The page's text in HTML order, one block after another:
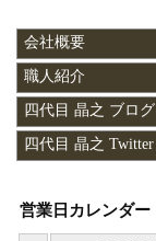
会社概要
職人紹介
四代目 晶之 ブログ
四代目 晶之 Twitter
営業日カレンダー